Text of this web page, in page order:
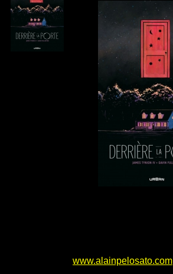
www.alainpelosato.com